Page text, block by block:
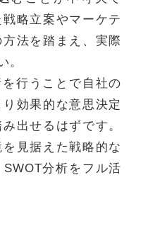
略立案やマーケテ
法を踏まえ、実際
。
行うことで自社の
効果的な意思決定
出せるはずです。
見据えた戦略的な
分析をフル活